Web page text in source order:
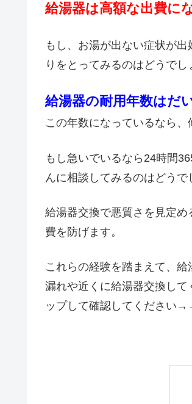
給湯器は高額な出費に
もし、お湯が出ない症状が
りをとってみるのはどうでし
給湯器の耐用年数はだ
この年数になっているなら、
もし急いでいるなら24時間
んに相談してみるのはどうで
給湯器交換で悪質さを見定
費を防げます。
これらの経験を踏まえて、
漏れや近くに給湯器交換し
ップして確認してください